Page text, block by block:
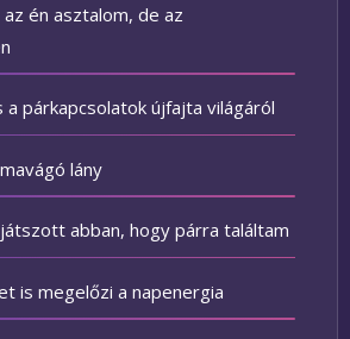
én asztalom, de az
párkapcsolatok újfajta világáról
lány
abban, hogy párra találtam
is megelőzi a napenergia